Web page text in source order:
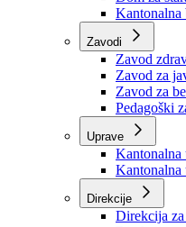
Ustanove
Centar za
Dom za
Kantonalna
Zavodi
Zavod
Zavod za
Zavod za
Pedagoški
Kantonalna
Kantonalna